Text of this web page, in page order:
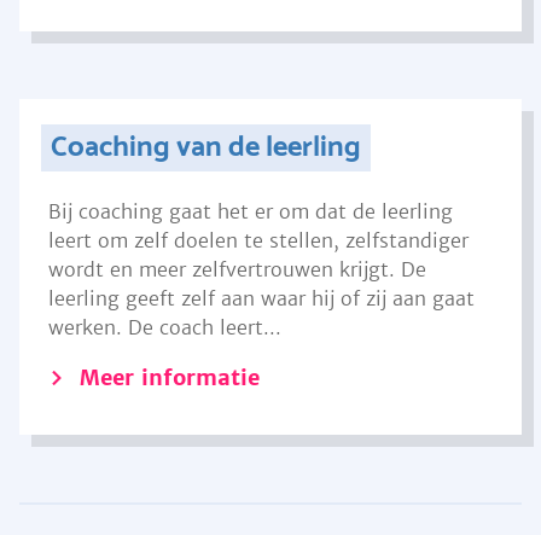
Coaching van de leerling
Bij coaching gaat het er om dat de leerling
leert om zelf doelen te stellen, zelfstandiger
wordt en meer zelfvertrouwen krijgt. De
leerling geeft zelf aan waar hij of zij aan gaat
werken. De coach leert...
Meer informatie